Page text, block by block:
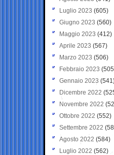
Luglio 2023 (605)
Giugno 2023 (560)
Maggio 2023 (412)
Aprile 2023 (567)
Marzo 2023 (506)
Febbraio 2023
Gennaio 2023
Dicembre 2022
Novembre 2022
Ottobre 2022 (552)
Settembre 2022
Agosto 2022 (584)
Luglio 2022 (562)